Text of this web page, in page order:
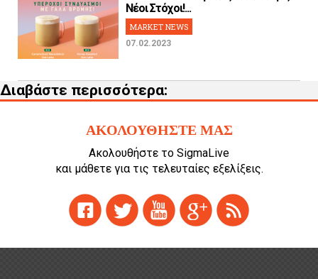
Νέοι Στόχοι!...
MARKET NEWS
07.02.2023
Διαβάστε περισσότερα:
ΑΚΟΛΟΥΘΗΣΤΕ ΜΑΣ
Ακολουθήστε το SigmaLive
και μάθετε για τις τελευταίες εξελίξεις.